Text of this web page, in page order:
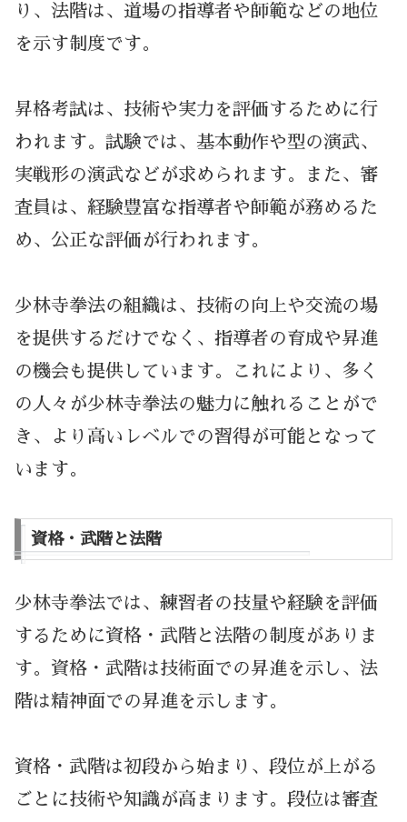
り、法階は、道場の指導者や師範などの地位
を示す制度です。
昇格考試は、技術や実力を評価するために行
われます。試験では、基本動作や型の演武、
実戦形の演武などが求められます。また、審
査員は、経験豊富な指導者や師範が務めるた
め、公正な評価が行われます。
少林寺拳法の組織は、技術の向上や交流の場
を提供するだけでなく、指導者の育成や昇進
の機会も提供しています。これにより、多く
の人々が少林寺拳法の魅力に触れることがで
き、より高いレベルでの習得が可能となって
います。
資格・武階と法階
少林寺拳法では、練習者の技量や経験を評価
するために資格・武階と法階の制度がありま
す。資格・武階は技術面での昇進を示し、法
階は精神面での昇進を示します。
資格・武階は初段から始まり、段位が上がる
ごとに技術や知識が高まります。段位は審査